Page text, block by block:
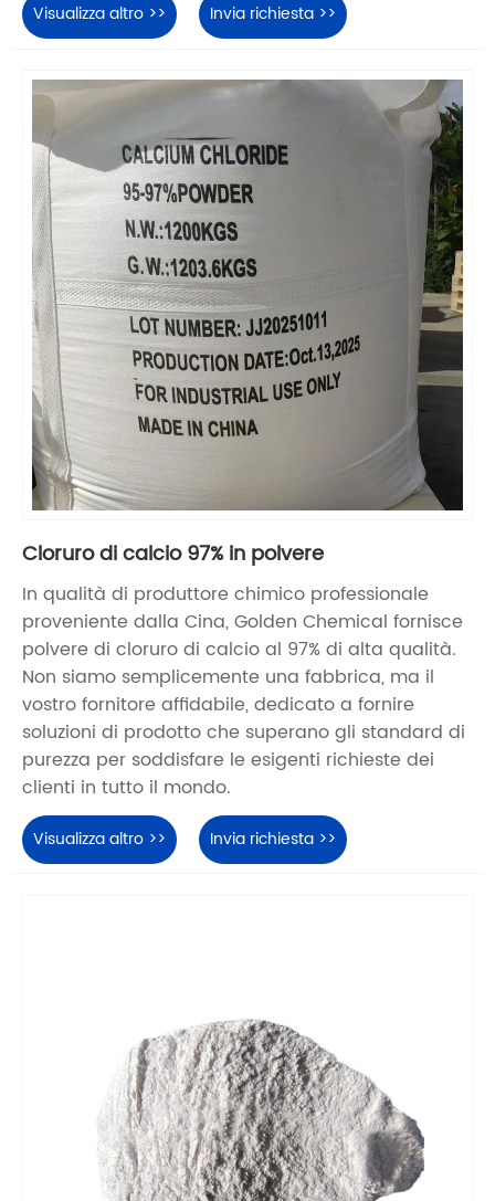
Visualizza altro >> Invia richiesta >>
Cloruro di calcio 97% in polvere
In qualità di produttore chimico professionale
proveniente dalla Cina, Golden Chemical fornisce
polvere di cloruro di calcio al 97% di alta qualità.
Non siamo semplicemente una fabbrica, ma il
vostro fornitore affidabile, dedicato a fornire
soluzioni di prodotto che superano gli standard di
purezza per soddisfare le esigenti richieste dei
clienti in tutto il mondo.
Visualizza altro >> Invia richiesta >>